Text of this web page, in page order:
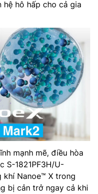
hệ hô hấp cho cả gia
mạnh mẽ, điều hòa
S-1821PF3H/U-
khí Nanoe™ X trong
bị cản trở ngay cả khi